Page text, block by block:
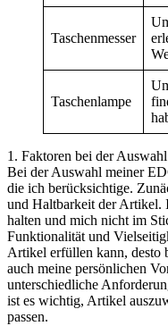
Taschenmesser
Taschenlampe
1. Faktoren bei der
Bei der Auswahl meiner
die ich berücksichtige.
und Haltbarkeit der Artikel.
halten und mich nicht im
Funktionalität und
Artikel erfüllen kann, desto
auch meine persönlichen
unterschiedliche
ist es wichtig, Artikel
passen.